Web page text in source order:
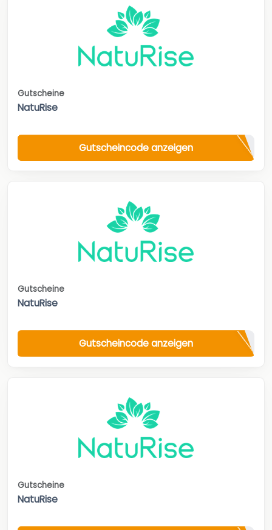
Gutscheine
NatuRise
Gutscheincode anzeigen
Gutscheine
NatuRise
Gutscheincode anzeigen
Gutscheine
NatuRise